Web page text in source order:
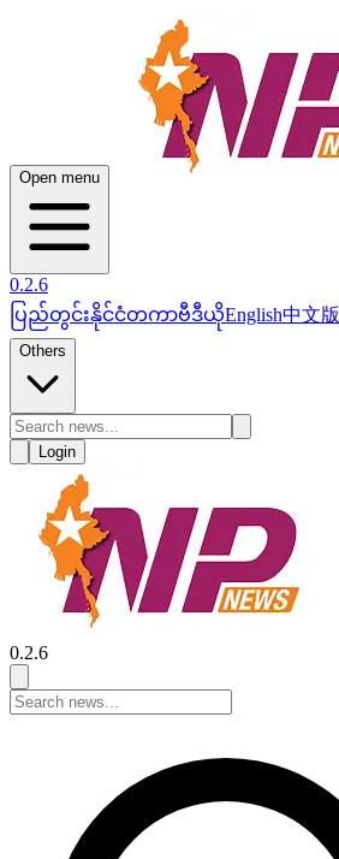
Open menu
0.2.6
ပြည်တွင်းနိုင်ငံတကာဗီဒီယိုEnglish中文版
Others
Login
0.2.6